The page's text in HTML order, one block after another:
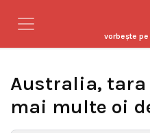
vorbeşte
Australia,
mai multe oi